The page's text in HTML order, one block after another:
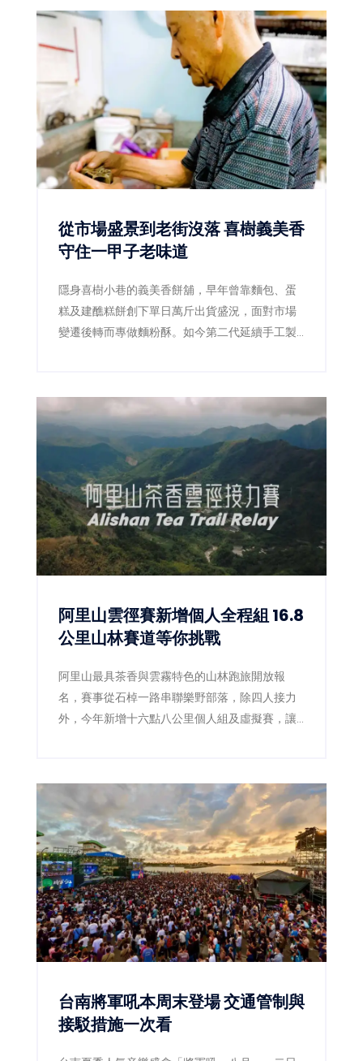
房瓶裝水、增設飲水設備、不主動提供一次性備
品等環保措施，今年更將永續概念延伸至旅遊內
容，推出結合食農教育的「酪跑農遊趣」住房專
案，以及深度認識府城文化的「府城文化走
讀」，讓親子在旅行中親近自然、探索歷史，也
讓永續不只是口號，而是真正融入每一段家庭旅
程。
從市場盛景到老街沒落 喜樹義美香
守住一甲子老味道
隱身喜樹小巷的義美香餅舖，早年曾靠麵包、蛋
糕及建醮糕餅創下單日萬斤出貨盛況，面對市場
變遷後轉而專做麵粉酥。如今第二代延續手工製
阿里山雲徑賽新增個人全程組 16.8
公里山林賽道等你挑戰
阿里山最具茶香與雲霧特色的山林跑旅開放報
名，賽事從石棹一路串聯樂野部落，除四人接力
外，今年新增十六點八公里個人組及虛擬賽，讓
台南將軍吼本周末登場 交通管制與
接駁措施一次看